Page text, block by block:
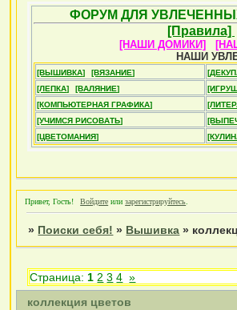
ФОРУМ ДЛЯ
[Правила]
[НАШИ ДОМИКИ]
НАШИ
[ВЫШИВКА] [ВЯЗАНИЕ]
[ЛЕПКА]
[ВАЛЯНИЕ]
[КОМПЬЮТЕРНАЯ ГРАФИКА]
[УЧИМСЯ РИСОВАТЬ]
[ЦВЕТОМАНИЯ]
Привет, Гость! Войдите илизарегистрируйтесь
» Поиски себя! » Вышивка »
коллекция цветов
Страница: 1 2 3 4 »